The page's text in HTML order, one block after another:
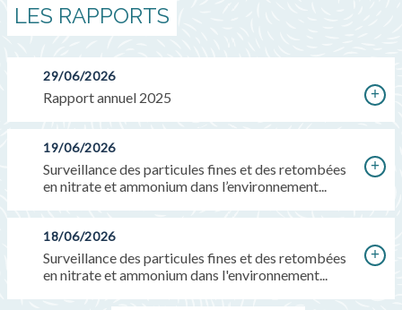
LES RAPPORTS
29/06/2026
Rapport annuel 2025
19/06/2026
Surveillance des particules fines et des retombées
en nitrate et ammonium dans l’environnement...
18/06/2026
Surveillance des particules fines et des retombées
en nitrate et ammonium dans l'environnement...